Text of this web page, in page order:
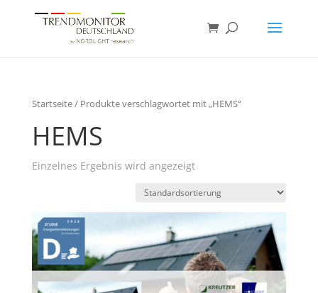
Startseite/ Produkte verschlagwortet mit „HEMS“
HEMS
Einzelnes Ergebnis wird angezeigt